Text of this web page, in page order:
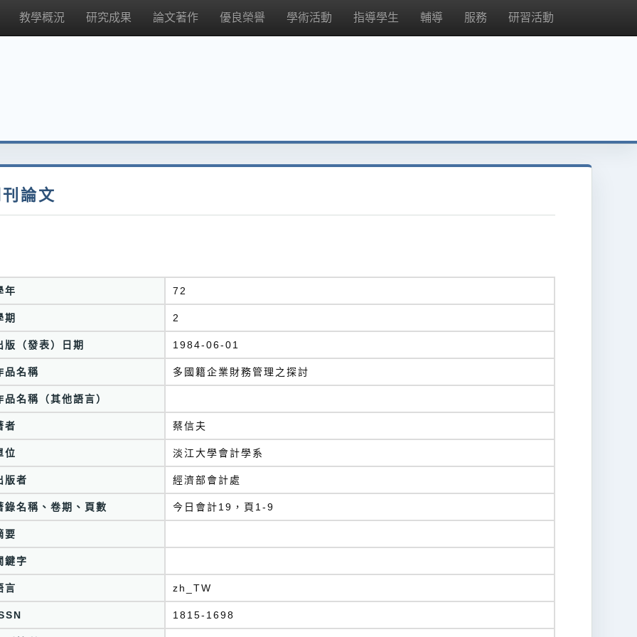
教學概況 研究成果 論文著作 優良榮譽 學術活動 指導學生 輔導 服務 研習活動
論文
年 72
期 2
版（發表）日期 1984-06-01
品名稱 多國籍企業財務管理之探討
品名稱（其他語言）
者 蔡信夫
位 淡江大學會計學系
版者 經濟部會計處
錄名稱、卷期、頁數 今日會計19，頁1-9
要
鍵字
言 zh_TW
1815-1698